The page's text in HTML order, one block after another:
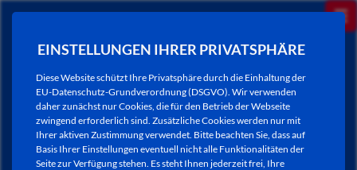
EINSTELLUNGEN IHRER PRIVATSPHÄRE
Diese Website schützt Ihre Privatsphäre durch die Einhaltung der
EU-Datenschutz-Grundverordnung (DSGVO). Wir verwenden
daher zunächst nur Cookies, die für den Betrieb der Webseite
zwingend erforderlich sind. Zusätzliche Cookies werden nur mit
Ihrer aktiven Zustimmung verwendet. Bitte beachten Sie, dass auf
Basis Ihrer Einstellungen eventuell nicht alle Funktionalitäten der
Seite zur Verfügung stehen. Es steht Ihnen jederzeit frei, Ihre